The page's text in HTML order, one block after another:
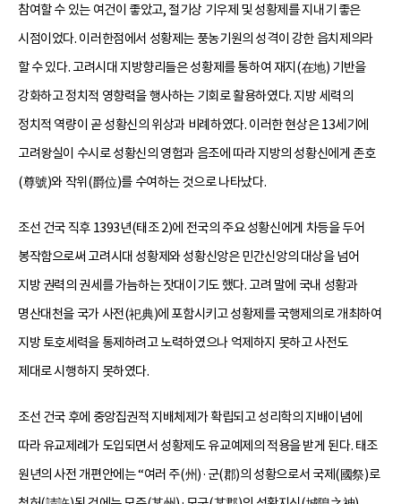
참여할 수 있는 여건이 좋았고, 절기상 기우제 및 성황제를 지내기 좋은
시점이었다. 이러한점에서 성황제는 풍농기원의 성격이 강한 읍치제의라
할 수 있다. 고려시대 지방향리들은 성황제를 통하여 재지(在地) 기반을
강화하고 정치적 영향력을 행사하는 기회로 활용하였다. 지방 세력의
정치적 역량이 곧 성황신의 위상과 비례하였다. 이러한 현상은 13세기에
고려왕실이 수시로 성황신의 영험과 음조에 따라 지방의 성황신에게 존호
(尊號)와 작위(爵位)를 수여하는 것으로 나타났다.
조선 건국 직후 1393년(태조 2)에 전국의 주요 성황신에게 차등을 두어
봉작함으로써 고려시대 성황제와 성황신앙은 민간신앙의 대상을 넘어
지방 권력의 권세를 가늠하는 잣대이기도 했다. 고려 말에 국내 성황과
명산대천을 국가 사전(祀典)에 포함시키고 성황제를 국행제의로 개최하여
지방 토호세력을 통제하려고 노력하였으나 억제하지 못하고 사전도
제대로 시행하지 못하였다.
조선 건국 후에 중앙집권적 지배체제가 확립되고 성리학의 지배이념에
따라 유교제례가 도입되면서 성황제도 유교예제의 적용을 받게 된다. 태조
원년의 사전 개편안에는 “여러 주(州)·군(郡)의 성황으로서 국제(國祭)로